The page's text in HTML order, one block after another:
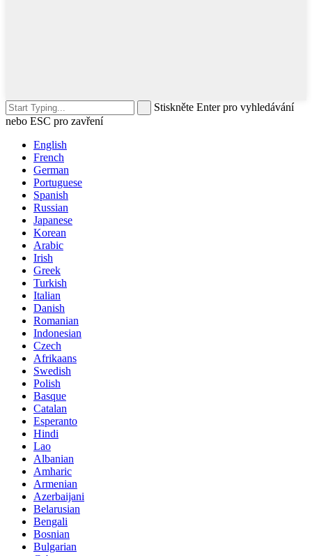
Stiskněte Enter pro vyhledávání
nebo ESC pro zavření
English
French
German
Portuguese
Spanish
Russian
Japanese
Korean
Arabic
Irish
Greek
Turkish
Italian
Danish
Romanian
Indonesian
Czech
Afrikaans
Swedish
Polish
Basque
Catalan
Esperanto
Hindi
Lao
Albanian
Amharic
Armenian
Azerbaijani
Belarusian
Bengali
Bosnian
Bulgarian